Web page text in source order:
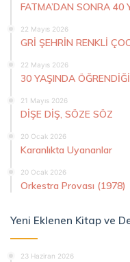
FATMA’DAN SONRA 40
22 Mayıs 2026
GRİ ŞEHRİN RENKLİ
22 Mayıs 2026
30 YAŞINDA
21 Mayıs 2026
DİŞE DİŞ, SÖZE SÖZ
20 Ocak 2026
Karanlıkta Uyananlar
20 Ocak 2026
Orkestra Provası (1978)
Yeni Eklenen Kitap ve
23 Haziran 2026